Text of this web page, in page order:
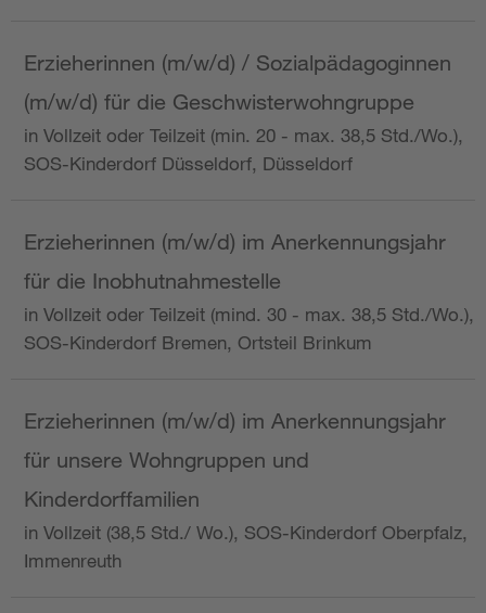
Erzieherinnen (m/w/d) / Sozialpädagoginnen
(m/w/d) für die Geschwisterwohngruppe
in Vollzeit oder Teilzeit (min. 20 - max. 38,5 Std./Wo.),
SOS-Kinderdorf Düsseldorf, Düsseldorf
Erzieherinnen (m/w/d) im Anerkennungsjahr
für die Inobhutnahmestelle
in Vollzeit oder Teilzeit (mind. 30 - max. 38,5 Std./Wo.),
SOS-Kinderdorf Bremen, Ortsteil Brinkum
Erzieherinnen (m/w/d) im Anerkennungsjahr
für unsere Wohngruppen und
Kinderdorffamilien
in Vollzeit (38,5 Std./ Wo.), SOS-Kinderdorf Oberpfalz,
Immenreuth